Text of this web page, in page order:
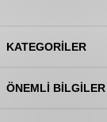
KATEGORILER
ÖNEMLI BILGILER